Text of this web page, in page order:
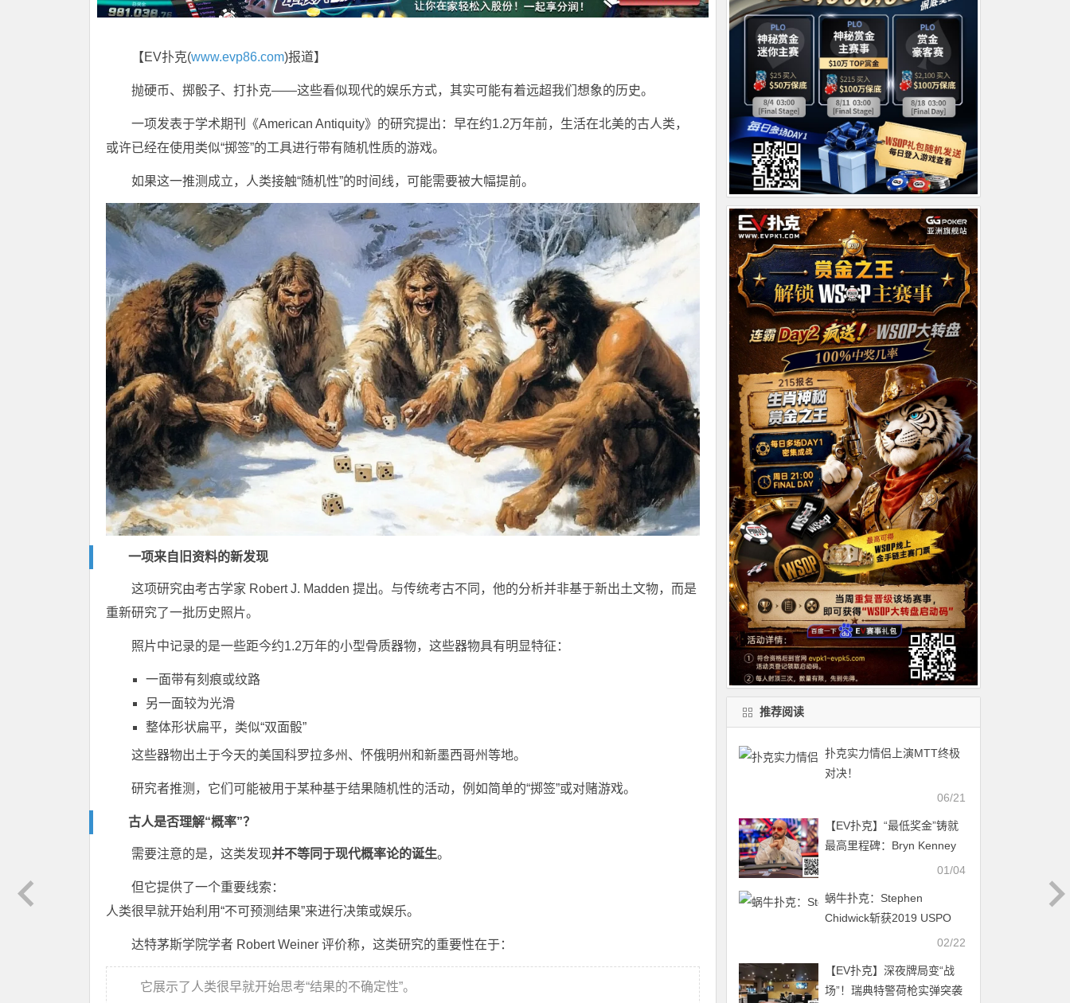
【EV扑克(www.evp86.com)报道】
抛硬币、掷骰子、打扑克——这些看似现代的娱乐方式，其实可能有着远超我们想象的历史。
一项发表于学术期刊《American Antiquity》的研究提出：早在约1.2万年前，生活在北美的古人类，
或许已经在使用类似“掷签”的工具进行带有随机性质的游戏。
如果这一推测成立，人类接触“随机性”的时间线，可能需要被大幅提前。
一项来自旧资料的新发现
这项研究由考古学家 Robert J. Madden 提出。与传统考古不同，他的分析并非基于新出土文物，而是
重新研究了一批历史照片。
照片中记录的是一些距今约1.2万年的小型骨质器物，这些器物具有明显特征：
一面带有刻痕或纹路
另一面较为光滑
整体形状扁平，类似“双面骰”
这些器物出土于今天的美国科罗拉多州、怀俄明州和新墨西哥州等地。
研究者推测，它们可能被用于某种基于结果随机性的活动，例如简单的“掷签”或对赌游戏。
古人是否理解“概率”？
需要注意的是，这类发现并不等同于现代概率论的诞生。
但它提供了一个重要线索：
人类很早就开始利用“不可预测结果”来进行决策或娱乐。
达特茅斯学院学者 Robert Weiner 评价称，这类研究的重要性在于：
它展示了人类很早就开始思考“结果的不确定性”。
推荐阅读
扑克实力情侣上演MTT终极
对决！
06/21
【EV扑克】“最低奖金”铸就
最高里程碑：Bryn Kenney
成首位现场比赛收入破八千
01/04
蜗牛扑克：Stephen
Chidwick斩获2019 USPO
02/22
【EV扑克】深夜牌局变“战
场”！瑞典特警荷枪实弹突袭